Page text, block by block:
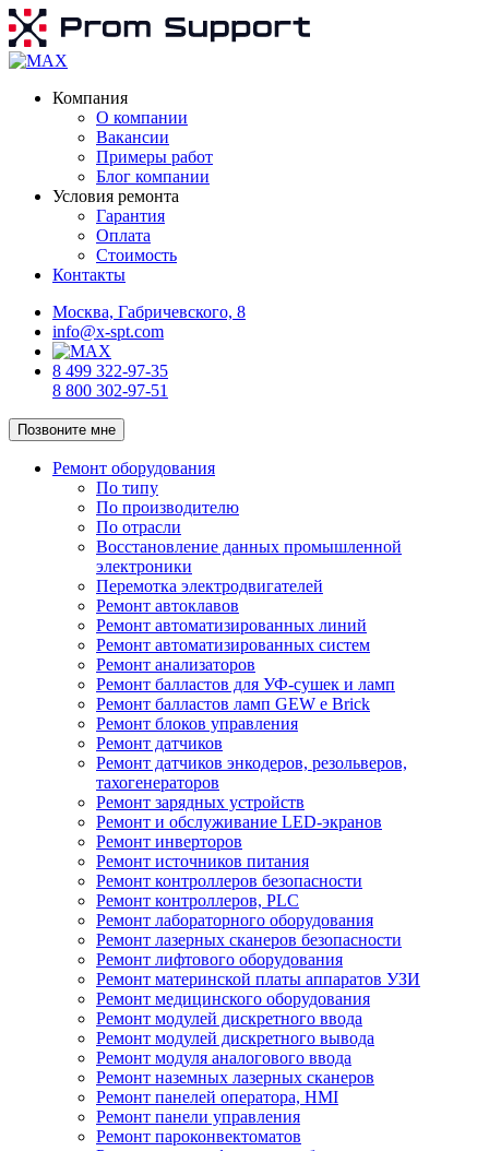
Компания
О компании
Вакансии
Примеры работ
Блог компании
Условия ремонта
Гарантия
Оплата
Стоимость
Контакты
Москва, Габричевского, 8
info@x-spt.com
8 499 322-97-35
8 800 302-97-51
Позвоните мне
Ремонт оборудования
По типу
По производителю
По отрасли
Восстановление данных промышленной
электроники
Перемотка электродвигателей
Ремонт автоклавов
Ремонт автоматизированных линий
Ремонт автоматизированных систем
Ремонт анализаторов
Ремонт балластов для УФ-сушек и ламп
Ремонт балластов ламп GEW e Brick
Ремонт блоков управления
Ремонт датчиков
Ремонт датчиков энкодеров, резольверов,
тахогенераторов
Ремонт зарядных устройств
Ремонт и обслуживание LED-экранов
Ремонт инверторов
Ремонт источников питания
Ремонт контроллеров безопасности
Ремонт контроллеров, PLC
Ремонт лабораторного оборудования
Ремонт лазерных сканеров безопасности
Ремонт лифтового оборудования
Ремонт материнской платы аппаратов УЗИ
Ремонт медицинского оборудования
Ремонт модулей дискретного ввода
Ремонт модулей дискретного вывода
Ремонт модуля аналогового ввода
Ремонт наземных лазерных сканеров
Ремонт панелей оператора, HMI
Ремонт панели управления
Ремонт пароконвектоматов